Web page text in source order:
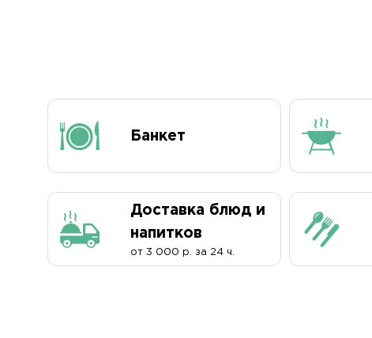
Банкет
Доставка блюд и
напитков
от 3 000 р. за 24 ч.